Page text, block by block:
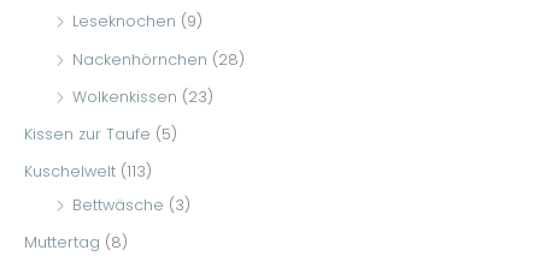
Leseknochen (9)
Nackenhörnchen (28)
Wolkenkissen (23)
Kissen zur Taufe (5)
Kuschelwelt (113)
Bettwäsche (3)
Muttertag (8)